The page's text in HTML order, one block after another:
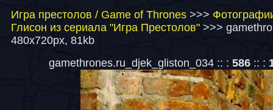
Игра престолов / Game of Thrones >>>
Глисон из сериала "Игра Престолов" >>>
480x720px, 81kb
gamethrones.ru_djek_gliston_034 :: : 586 :: :